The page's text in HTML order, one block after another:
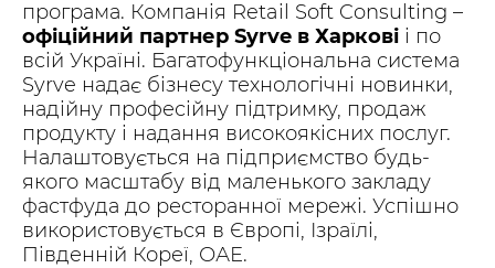
програма. Компанія Retail Soft Consulting –
офіційний партнер Syrve в Харкові і по
всій Україні. Багатофункціональна система
Syrve надає бізнесу технологічні новинки,
надійну професійну підтримку, продаж
продукту і надання високоякісних послуг.
Налаштовується на підприємство будь-
якого масштабу від маленького закладу
фастфуда до ресторанної мережі. Успішно
використовується в Європі, Ізраїлі,
Південній Кореї, ОАЕ.